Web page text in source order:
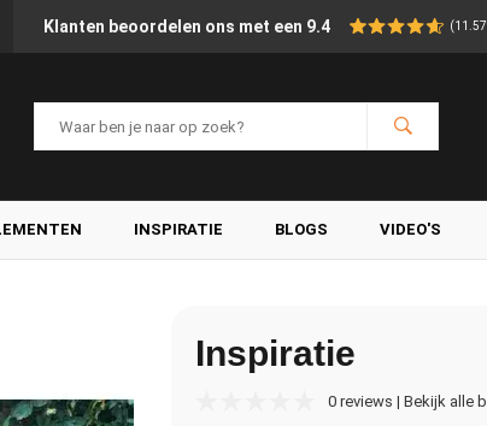
Klanten beoordelen ons met een 9.4
INSPIRATIE BLOGS VIDEO'S
Inspiratie
0 reviews | Bekijk alle